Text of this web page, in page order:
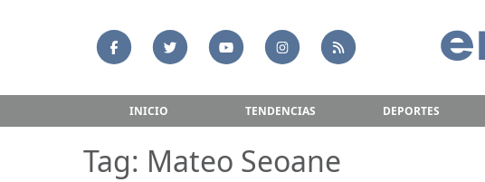
INICIO TENDENCIAS DEPORTES
Tag: Mateo Seoane